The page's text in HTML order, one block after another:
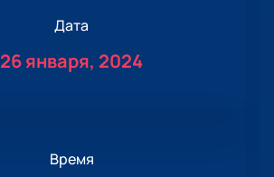
Дата
26 января, 2024
Время